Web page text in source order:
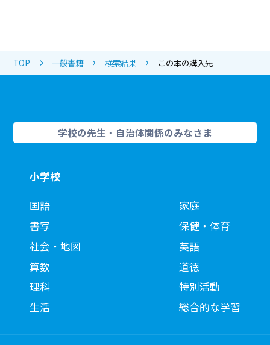
TOP 一般書籍 検索結果 この本の購入先
学校の先生・自治体関係のみなさま
小学校
国語
書写
社会・地図
算数
理科
生活
家庭
保健・体育
英語
道徳
特別活動
総合的な学習